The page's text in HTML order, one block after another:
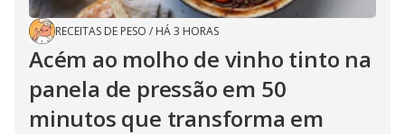
RECEITAS DE PESO / HÁ 3 HORAS
Acém ao molho de vinho tinto na
panela de pressão em 50
minutos que transforma em